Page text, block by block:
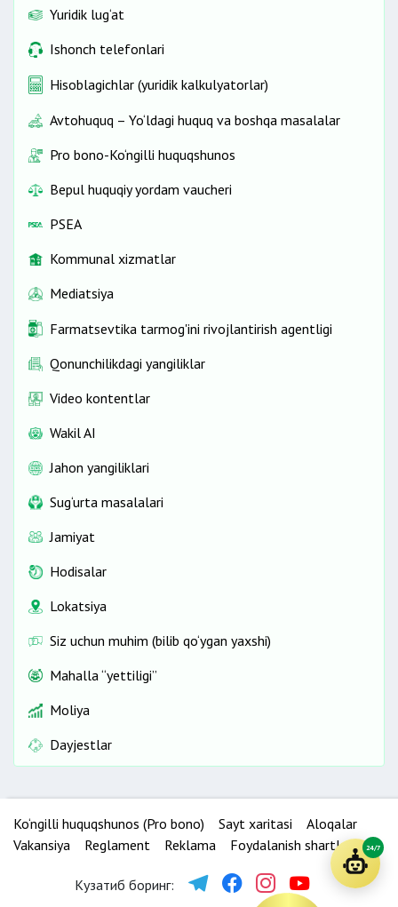
Yuridik lug‘at
Ishonch telefonlari
Hisoblagichlar (yuridik kalkulyatorlar)
Avtohuquq – Yo‘ldagi huquq va boshqa masalalar
Pro bono-Ko‘ngilli huquqshunos
Bepul huquqiy yordam vaucheri
PSEA
Kommunal xizmatlar
Mediatsiya
Farmatsevtika tarmog'ini rivojlantirish agentligi
Qonunchilikdagi yangiliklar
Video kontentlar
Wakil AI
Jahon yangiliklari
Sug‘urta masalalari
Jamiyat
Hodisalar
Lokatsiya
Siz uchun muhim (bilib qo‘ygan yaxshi)
Mahalla “yettiligi”
Moliya
Dayjestlar
Ko‘ngilli huquqshunos (Pro bono) Sayt xaritasi
Aloqalar
Vakansiya
Reglament Reklama Foydalanish shartlari
Кузатиб боринг:
24/7